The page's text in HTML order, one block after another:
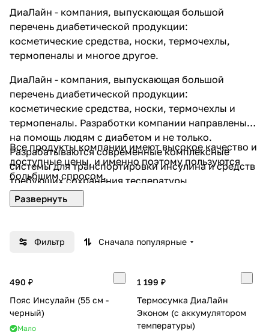
ДиаЛайн - компания, выпускающая большой
перечень диабетической продукции:
косметические средства, носки, термочехлы,
термопеналы и многое другое.
ДиаЛайн - компания, выпускающая большой
перечень диабетической продукции:
косметические средства, носки, термочехлы и
термопеналы. Разработки компании направлены
на помощь людям с диабетом и не только.
Разрабатываются современные комплексные
системы для транспортировки инсулина и средств
требующих сохранения теспературы.
Все продукты компании имеют высокое качество и
доступные цены, и именно поэтому пользуются
больбшим спросом.
Фильтр Сначала популярные
490 ₽
Пояс Инсулайн (55 см -
черный)
Мало
1 199 ₽
Термосумка ДиаЛайн
Эконом (с аккумулятором
температуры)